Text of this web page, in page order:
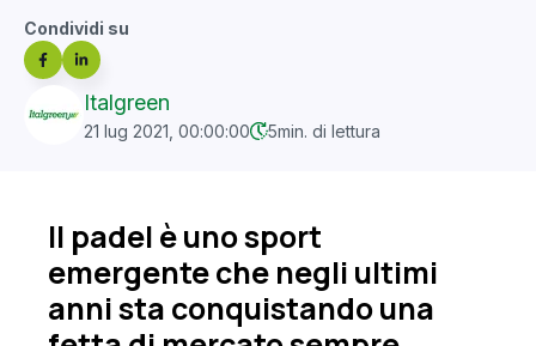
Condividi su
Italgreen
21 lug 2021, 00:00:00 5min. di lettura
Il padel è uno sport
emergente che negli ultimi
anni sta conquistando una